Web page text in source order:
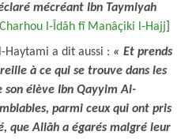
mécréant Ibn Taymiyah
l-Îdâh fî Manâçiki l-Hajj
Haytami a dit aussi : « Et prends
à ce qui se trouve dans les
son élève Ibn Qayyim Al-
parmi ceux qui ont pris
que Allâh a égarés malgré leur